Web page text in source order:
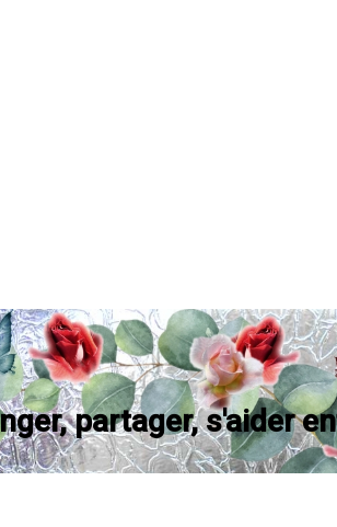
partager, s'aider